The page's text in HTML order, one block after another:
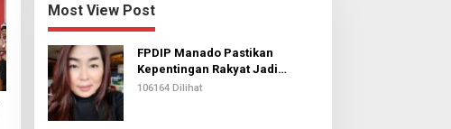
Most View Post
FPDIP Manado Pastikan
Kepentingan Rakyat Jadi
Prioritas Dalam Perjuangan
106164 Dilihat